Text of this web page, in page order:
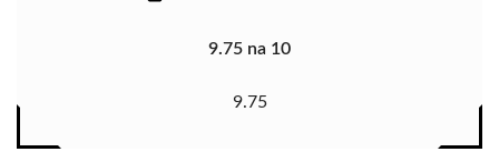
9.75 na 10
9.75